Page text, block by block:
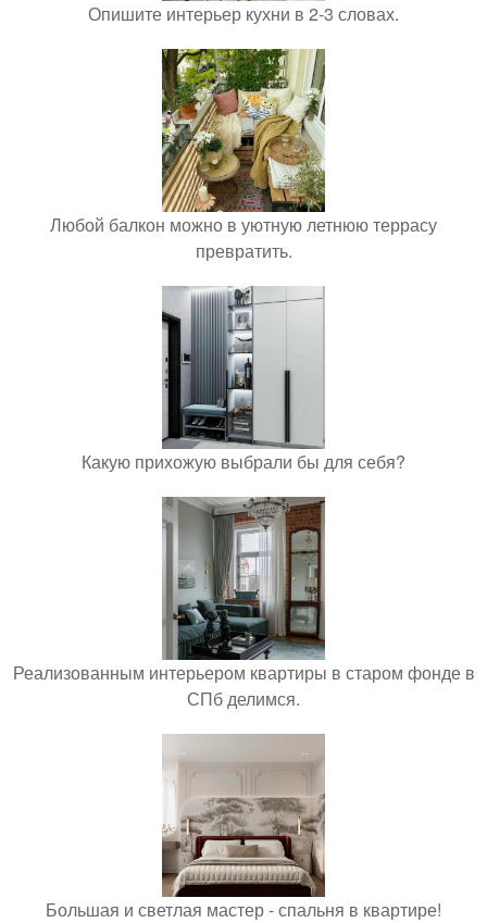
Опишите интерьер кухни в 2-3 словах.
Любой балкон можно в уютную летнюю террасу
превратить.
Какую прихожую выбрали бы для себя?
Реализованным интерьером квартиры в старом фонде в
СПб делимся.
Большая и светлая мастер - спальня в квартире!